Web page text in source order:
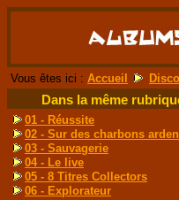
Vous êtes ici : Accueil
Dans la même
01 - Réussite
02 - Sur des charbons
03 - Sauvagerie
04 - Le live
05 - 8 Titres Collectors
06 - Explorateur